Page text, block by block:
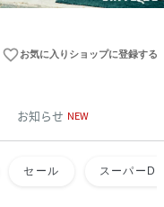
favorite_borderお気に入りショップに登録する
お知らせ NEW
セール スーパー